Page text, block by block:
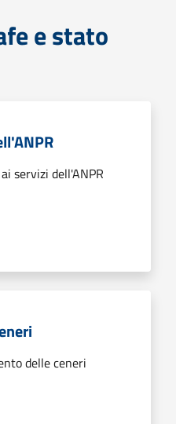
e stato
servizi dell'ANPR
delle ceneri